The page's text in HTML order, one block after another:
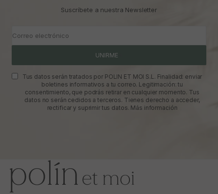
Suscríbete a nuestra Newsletter
Correo electrónico
UNIRME
Tus datos serán tratados por POLIN ET MOI S.L. Finalidad: enviar
boletines informativos a tu correo. Legitimación: tu
consentimiento, que podrás retirar en cualquier momento. Tus
datos no serán cedidos a terceros. Tienes derecho a acceder,
rectificar y suprimir tus datos. Más información